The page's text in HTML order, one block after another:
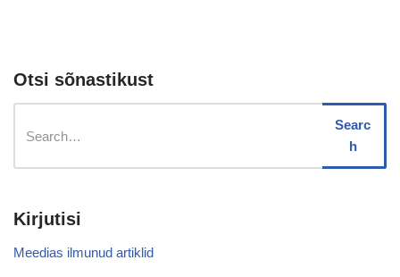
Otsi sõnastikust
Searc
h
Kirjutisi
Meedias ilmunud artiklid